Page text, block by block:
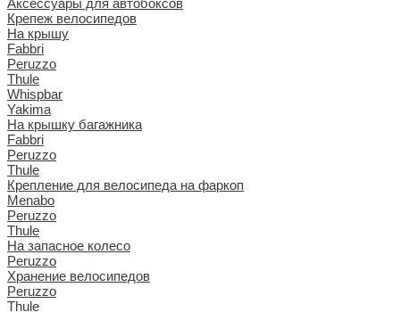
Крепеж велосипедов
На крышу
Fabbri
Peruzzo
Thule
Whispbar
Yakima
На крышку багажника
Fabbri
Peruzzo
Thule
Крепление для велосипеда на фаркоп
Menabo
Peruzzo
Thule
На запасное колесо
Peruzzo
Хранение велосипедов
Peruzzo
Thule